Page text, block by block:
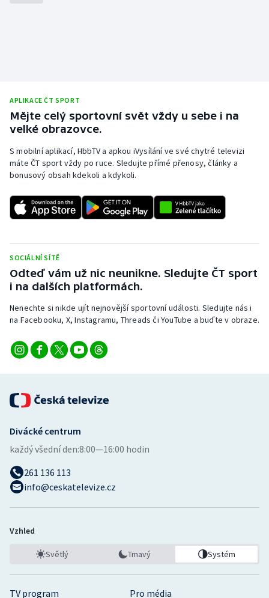
Parasport
Plavání
Plážový volejbal
Ragby
Rychlobruslení
Rychlostní kanoistika
Short track
Sportovní střelba
Veslování
Vodní slalom
Volejbal
Ostatní
APLIKACE ČT SPORT
Mějte celý sportovní svět vždy u sebe i na
velké obrazovce.
S mobilní aplikací, HbbTV a apkou iVysílání ve své chytré televizi
máte ČT sport vždy po ruce. Sledujte přímé přenosy, články a
bonusový obsah kdekoli a kdykoli.
SOCIÁLNÍ SÍTĚ
Odteď vám už nic neunikne. Sledujte ČT sport
i na dalších platformách.
Nenechte si nikde ujít nejnovější sportovní události. Sledujte nás i
na Facebooku, X, Instagramu, Threads či YouTube a buďte v obraze.
TV program Pro média
Divácké centrum
každý všední den:8:00—16:00 hodin
261 136 113
info@ceskatelevize.cz
Vzhled
Světlý Tmavý Systém